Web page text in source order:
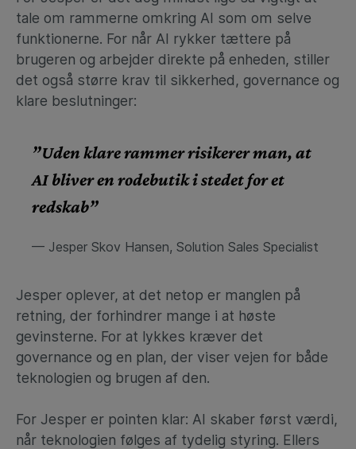
tale om rammerne omkring AI som om selve
funktionerne. For når AI rykker tættere på
brugeren og arbejder direkte på enheden, stiller
det også større krav til sikkerhed, governance og
klare beslutninger:
”Uden klare rammer risikerer man, at
AI bliver en rodebutik i stedet for et
redskab”
— Jesper Skov Hansen, Solution Sales Specialist
Jesper oplever, at det netop er manglen på
retning, der forhindrer mange i at høste
gevinsterne. For at lykkes kræver det
governance og en plan, der viser vejen for både
teknologien og brugen af den.
For Jesper er pointen klar: AI skaber først værdi,
når teknologien følges af tydelig styring. Ellers